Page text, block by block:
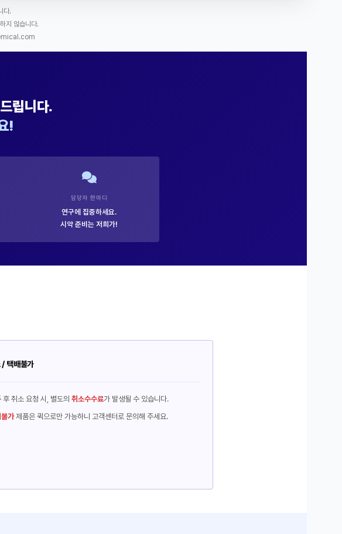
다.
지 않습니다.
립니다.
!
담당자 한마디
연구에 집중하세요.
시약 준비는 저희가!
/ 택배불가
후 취소 요청 시, 별도의 취소수수료가 발생될 수 있습니다.
가제품은 퀵으로만 가능하니 고객센터로 문의해 주세요.